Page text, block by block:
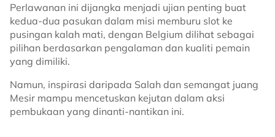
Perlawanan ini dijangka menjadi ujian penting buat
kedua-dua pasukan dalam misi memburu slot ke
pusingan kalah mati, dengan Belgium dilihat sebagai
pilihan berdasarkan pengalaman dan kualiti pemain
yang dimiliki.
Namun, inspirasi daripada Salah dan semangat juang
Mesir mampu mencetuskan kejutan dalam aksi
pembukaan yang dinanti-nantikan ini.